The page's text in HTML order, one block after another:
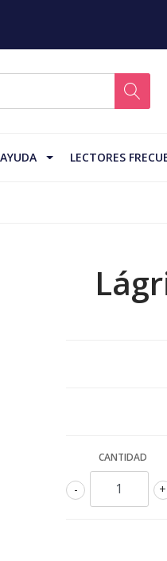
AYUDA LECTORES
CANTIDAD
+
-